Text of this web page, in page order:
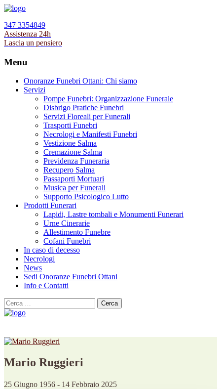
347 3354849
Assistenza 24h
Lascia un pensiero
Menu
Onoranze Funebri Ottani: Chi siamo
Servizi
Pompe Funebri: Organizzazione Funerale
Disbrigo Pratiche Funebri
Servizi Floreali per Funerali
Trasporti Funebri
Necrologi e Manifesti Funebri
Vestizione Salma
Cremazione Salma
Previdenza Funeraria
Recupero Salma
Passaporti Mortuari
Musica per Funerali
Supporto Psicologico Lutto
Prodotti Funerari
Lapidi, Lastre tombali e Monumenti Funerari
Urne Cinerarie
Allestimento Funebre
Cofani Funebri
In caso di decesso
Necrologi
News
Sedi Onoranze Funebri Ottani
Info e Contatti
Cerca
per:
Mario Ruggieri
25 Giugno 1956 - 14 Febbraio 2025